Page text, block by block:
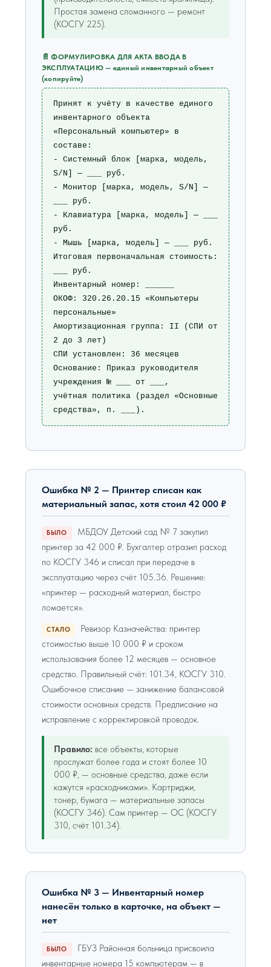
Простая замена сломанного — ремонт
(КОСГУ 225).
📄 ФОРМУЛИРОВКА ДЛЯ АКТА ВВОДА В
ЭКСПЛУАТАЦИЮ — единый инвентарный объект
(копируйте)
Принят к учёту в качестве единого
инвентарного объекта
«Персональный компьютер» в
составе:
- Системный блок [марка, модель,
S/N] — ___ руб.
- Монитор [марка, модель, S/N] —
___ руб.
- Клавиатура [марка, модель] — ___
руб.
- Мышь [марка, модель] — ___ руб.
Итоговая первоначальная стоимость:
___ руб.
Инвентарный номер: ______
ОКОФ: 320.26.20.15 «Компьютеры
персональные»
Амортизационная группа: II (СПИ от
2 до 3 лет)
СПИ установлен: 36 месяцев
Основание: Приказ руководителя
учреждения № ___ от ___,
учётная политика (раздел «Основные
средства», п. ___).
Ошибка № 2 — Принтер списан как
материальный запас, хотя стоил 42 000 ₽
БЫЛО
МБДОУ Детский сад № 7 закупил
принтер за 42 000 ₽. Бухгалтер отразил расход
по КОСГУ 346 и списал при передаче в
эксплуатацию через счёт 105.36. Решение:
«принтер — расходный материал, быстро
ломается».
СТАЛО
Ревизор Казначейства: принтер
стоимостью выше 10 000 ₽ и сроком
использования более 12 месяцев — основное
средство. Правильный счёт: 101.34, КОСГУ 310.
Ошибочное списание — занижение балансовой
стоимости основных средств. Предписание на
исправление с корректировкой проводок.
Правило: все объекты, которые
прослужат более года и стоят более 10
000 ₽, — основные средства, даже если
кажутся «расходниками». Картриджи,
тонер, бумага — материальные запасы
(КОСГУ 346). Сам принтер — ОС (КОСГУ
310, счёт 101.34).
Ошибка № 3 — Инвентарный номер
нанесён только в карточке, на объект —
нет
БЫЛО
ГБУЗ Районная больница присвоила
инвентарные номера 15 компьютерам — в